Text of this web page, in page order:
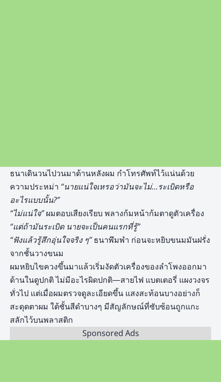
ธนาเดินวนไปวนมาด้านหลังผม กำโทรศัพท์ไว้แน่นด้วย
ความประหม่า “นายแน่ใจเหรอว่ามันจะไม่…ระเบิดหรือ
อะไรแบบนั้น?”
“ไม่แน่ใจ”ผมตอบเสียงเรียบ พลางก้มหน้าก้มตาดูตัวเครื่อง
“แต่ถ้ามันระเบิด นายจะเป็นคนแรกที่รู้”
“ฟังแล้วรู้สึกอุ่นใจจริง ๆ”ธนาพึมพำ ก่อนจะหยิบขนมมันฝรั่ง
จากชั้นวางขนม
ผมหยิบไขควงขึ้นมาแล้วเริ่มงัดตัวเครื่องของลำโพงออกมา
ด้านในดูปกติ ไม่มีอะไรผิดปกติ—สายไฟ แบตเตอรี่ แผงวงจร
ทั่วไป แต่เมื่อผมตรวจดูละเอียดขึ้น แสงสะท้อนบางอย่างก็
สะดุดตาผม ใต้ชั้นสีดำบางๆ มีสัญลักษณ์ที่ซับซ้อนถูกแกะ
สลักไว้บนพลาสติก
Sponsored Ads